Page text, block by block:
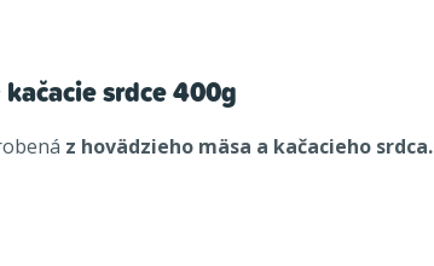
srdce 400g
z hovädzieho mäsa a kačacieho srdca.